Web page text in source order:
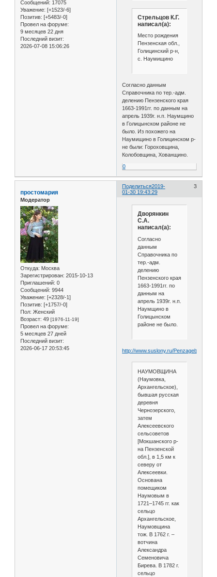
Сообщений: 17075
Уважение: [+1523/-6]
Позитив: [+5483/-0]
Провел на форуме:
9 месяцев 22 дня
Последний визит:
2026-07-08 15:06:26
Стрельцов К.Г.
написал(а):
Место рождения
Пензенская обл.,
Голицинский р-н,
с. Наумищино
Согласно данным
Справочника по тер.-адм.
делению Пензенского края
1663-1991гг. по данным на
апрель 1939г. н.п. Наумщино
в Голицынском районе не
было. Из похожего на
Наумищино в Голицинском р-
не были: Гороховщина,
Колобовщина, Хованщино.
0
Поделиться 3
2019-
01-30 19:43:29
простомария
Модератор
Откуда: Москва
Зарегистрирован: 2015-10-13
Приглашений: 0
Сообщений: 9944
Уважение: [+2328/-1]
Позитив: [+1757/-0]
Пол: Женский
Возраст: 49 [1976-11-19]
Провел на форуме:
5 месяцев 27 дней
Последний визит:
2026-06-17 20:53:45
Дворянкин
С.А.
написал(а):
Согласно
данным
Справочника по
тер.-адм.
делению
Пензенского края
1663-1991гг. по
данным на
апрель 1939г. н.п.
Наумщино в
Голицынском
районе не было.
http://www.suslony.ru/Penzagebiet/
НАУМОВЩИНА
(Наумовка,
Архангельское),
бывшая русская
деревня
Чернозерского,
затем
Алексеевского
сельсоветов
[Мокшанского р-
на Пензенской
обл.], в 1,5 км к
северу от
Алексеевки.
Основана
помещиком
Наумовым в
1721–1745 гг. как
сельцо
Архангельское,
Наумовщина
тож. В 1762 г. –
вотчина
Александра
Семеновича
Бирева. В 1782 г.
сельцо